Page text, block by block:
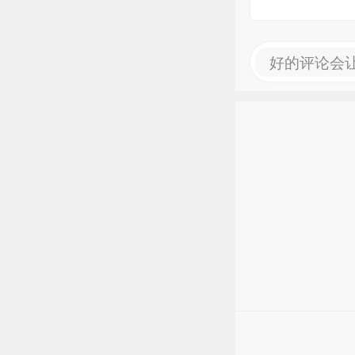
好的评论会